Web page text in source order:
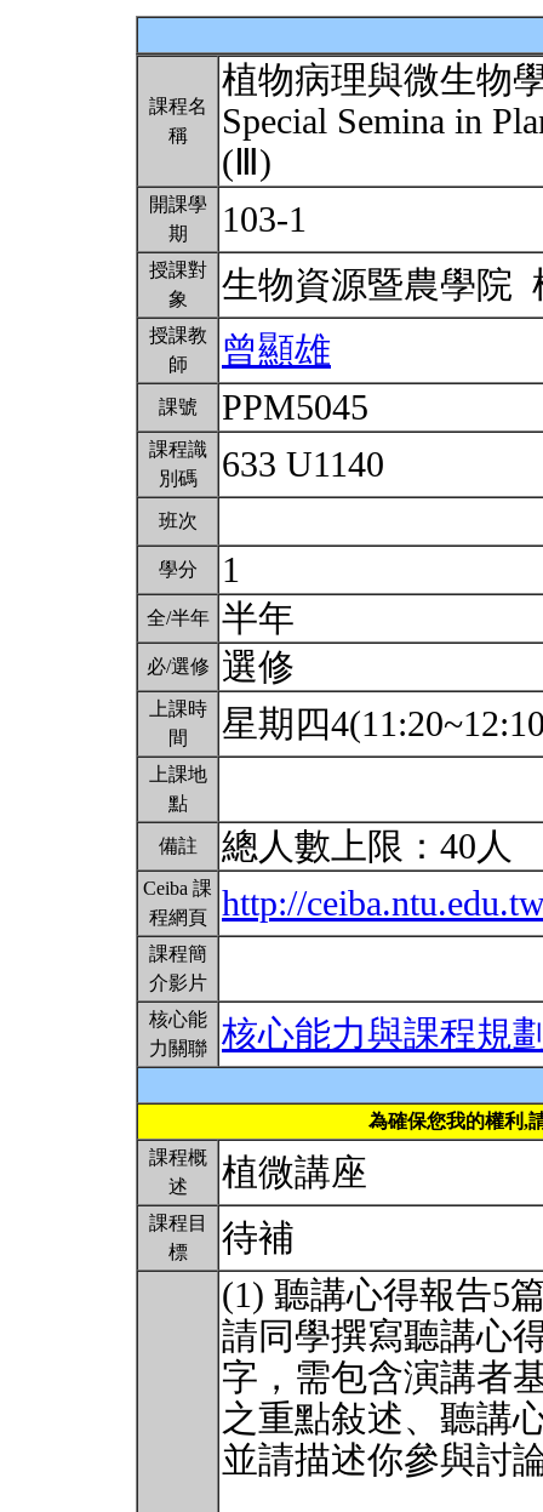
課程名
稱
植物病理與微生物
Special Semina in
(Ⅲ)
開課學
期
103-1
授課對
象
生物資源暨農學院
授課教
師
曾顯雄
課號 PPM5045
課程識
別碼
633 U1140
班次
學分 1
全/半年 半年
必/選修 選修
上課時
間
星期四
上課地
點
備註 總人數上限：40人
Ceiba 課
程網頁
http://
課程簡
介影片
核心能
力關聯
核心能力與課程規
為確保您我的權利,
課程概
述
植微講座
課程目
標
待補
(1) 聽講心得報告5
請同學撰寫聽講心
字，需包含演講者
之重點敍述、聽講
並請描述你參與討